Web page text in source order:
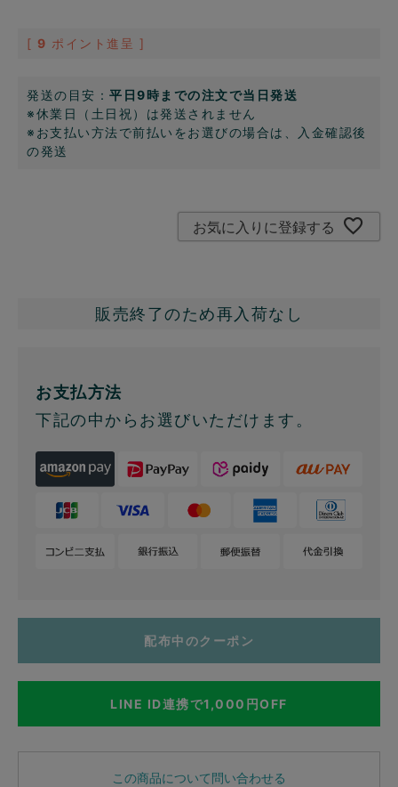
[ 9 ポイント進呈 ]
発送の目安： 平日9時までの注文で当日発送
※休業日（土日祝）は発送されません
※お支払い方法で前払いをお選びの場合は、入金確認後
の発送
お気に入りに登録する
販売終了のため再入荷なし
お支払方法
下記の中からお選びいただけます。
配布中のクーポン
LINE ID連携で1,000円OFF
この商品について問い合わせる